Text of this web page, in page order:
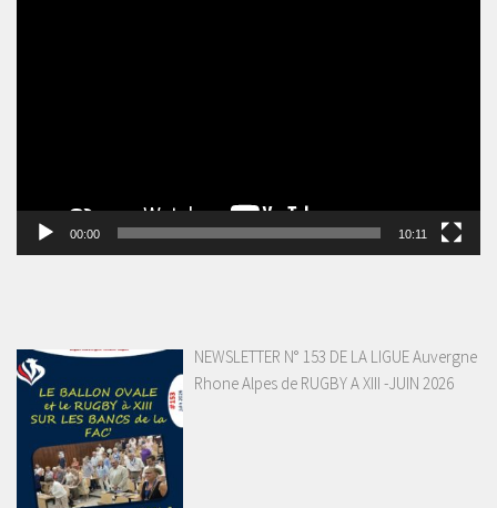
00:00 10:11
NEWSLETTER N° 153 DE LA LIGUE Auvergne
Rhone Alpes de RUGBY A XIII -JUIN 2026